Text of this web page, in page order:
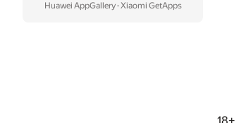
Huawei AppGallery· Xiaomi GetApps